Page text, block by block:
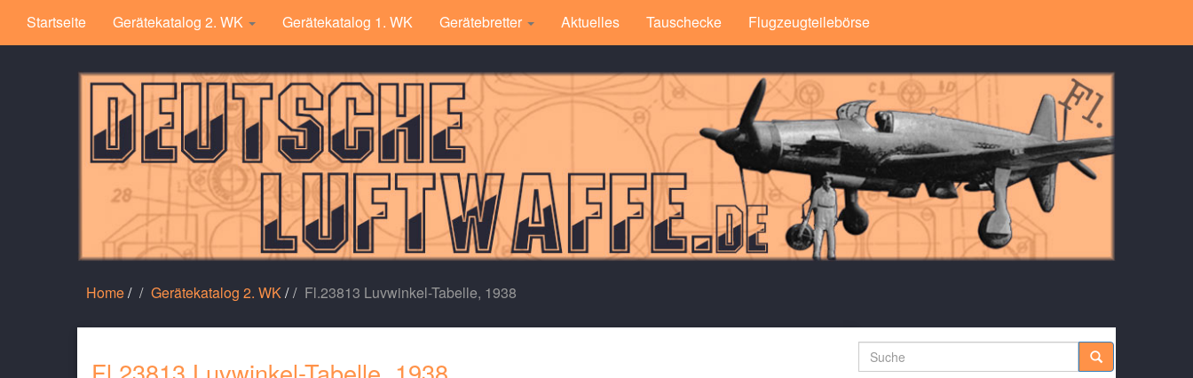
Startseite Gerätekatalog 2. WK Gerätekatalog 1. WK Gerätebretter Aktuelles Tauschecke Flugzeugteilebörse
Home/ Gerätekatalog 2. WK / Fl.23813 Luvwinkel-Tabelle, 1938
Suche